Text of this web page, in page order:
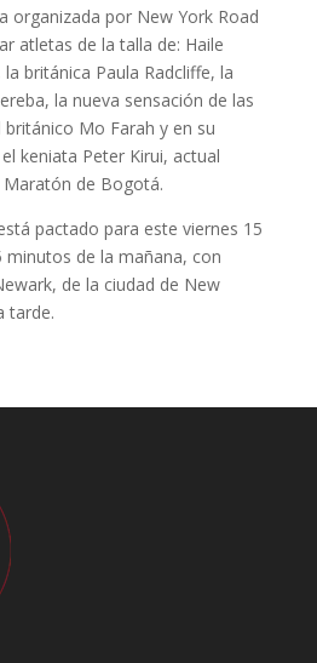
organizada por New York Road
atletas de la talla de: Haile
británica Paula Radcliffe, la
la nueva sensación de las
Mo Farah y en su
keniata Peter Kirui, actual
de Bogotá.
pactado para este viernes 15
minutos de la mañana, con
de la ciudad de New
tarde.